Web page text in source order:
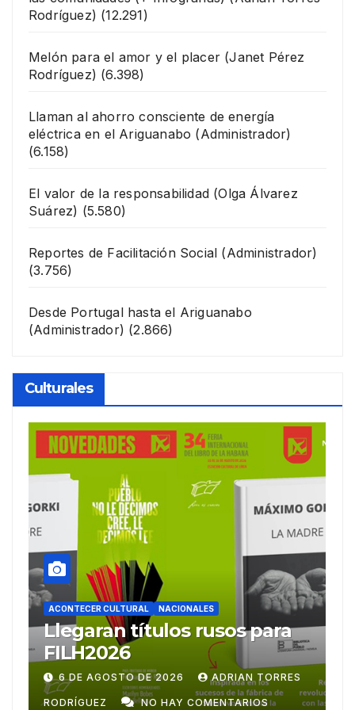
Rodríguez) (12.291)
Melón para el amor y el placer (Janet Pérez
Rodríguez) (6.398)
Llaman al ahorro consciente de energía
eléctrica en el Ariguanabo (Administrador)
(6.158)
El valor de la responsabilidad (Olga Álvarez
Suárez) (5.580)
Reportes de Facilitación Social (Administrador)
(3.756)
Desde Portugal hasta el Ariguanabo
(Administrador) (2.866)
Culturales
ACONTECER CULTURAL
Ballet Laura Alonso
emprende gira
centroamericana
28 DE JULIO DE 2026 ADRIAN TORRES
RODRÍGUEZ NO HAY COMENTARIOS